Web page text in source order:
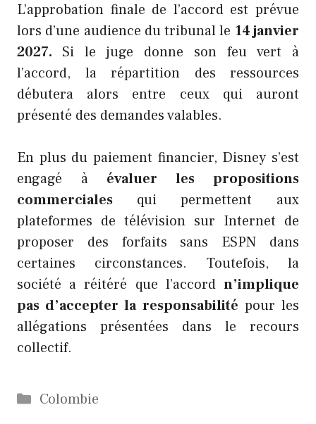
L’approbation finale de l’accord est prévue
lors d’une audience du tribunal le 14 janvier
2027. Si le juge donne son feu vert à
l’accord, la répartition des ressources
débutera alors entre ceux qui auront
présenté des demandes valables.
En plus du paiement financier, Disney s’est
engagé à évaluer les propositions
commerciales qui permettent aux
plateformes de télévision sur Internet de
proposer des forfaits sans ESPN dans
certaines circonstances. Toutefois, la
société a réitéré que l’accord n’implique
pas d’accepter la responsabilité pour les
allégations présentées dans le recours
collectif.
Catégories
Colombie